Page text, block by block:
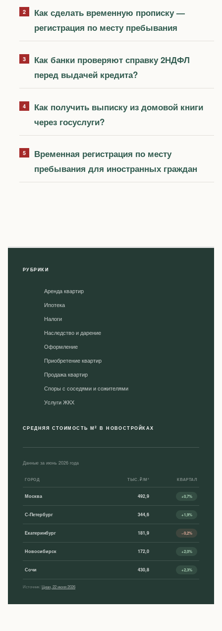
Как сделать временную прописку —
регистрация по месту пребывания
Как банки проверяют справку 2НДФЛ
перед выдачей кредита?
Как получить выписку из домовой книги
через госуслуги?
Временная регистрация по месту
пребывания для иностранных граждан
РУБРИКИ
Аренда квартир
Ипотека
Налоги
Наследство и дарение
Оформление
Приобретение квартир
Продажа квартир
Споры с соседями и сожителями
Уcлуги ЖКХ
СРЕДНЯЯ СТОИМОСТЬ М2 В НОВОСТРОЙКАХ
Данные за июнь 2026 года
ГОРОД ТЫС. ₽/М² КВАРТАЛ
Москва 492,9 +0,7%
С-Петербург 344,6 +1,9%
Екатеринбург 181,9 −0,2%
Новосибирск 172,0 +2,0%
Сочи 430,8 +2,3%
Источник:Циан, 22 июня 2026